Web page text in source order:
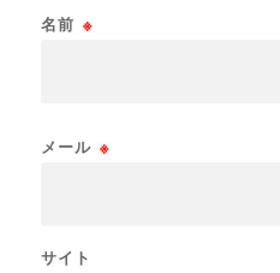
名前 ※
メール ※
サイト